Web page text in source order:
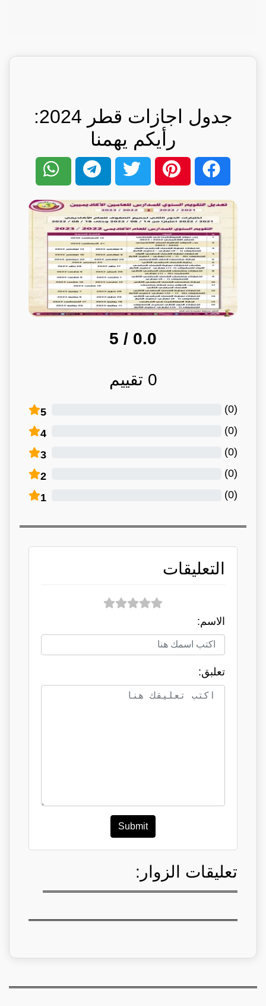
جدول اجازات قطر 2024:
رأيكم يهمنا
0.0
/ 5
0 تقييم
5 (
0
)
4 (
0
)
3 (
0
)
2 (
0
)
1 (
0
)
التعليقات
الاسم:
تعلبق:
Submit
تعليقات الزوار: